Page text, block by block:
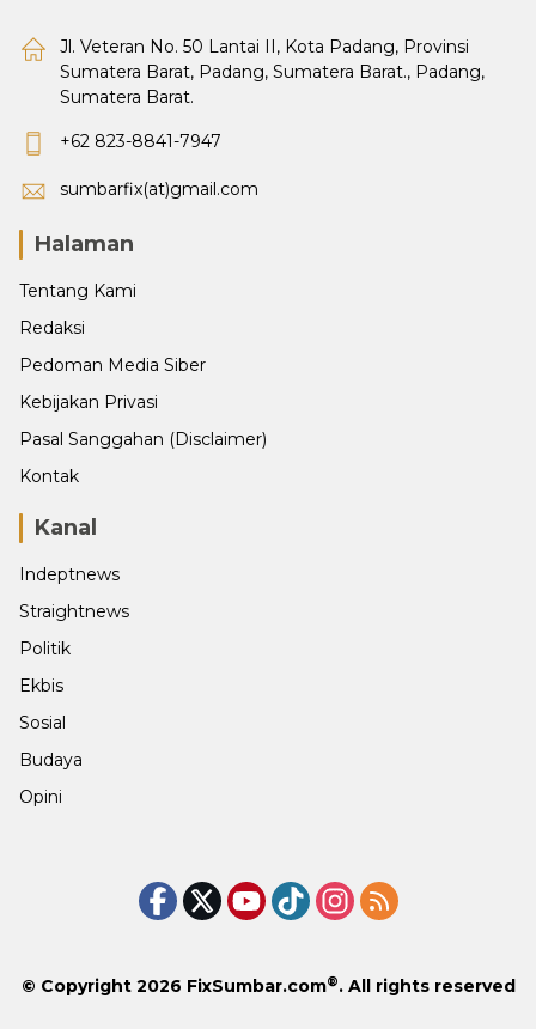
Jl. Veteran No. 50 Lantai II, Kota Padang, Provinsi
Sumatera Barat, Padang, Sumatera Barat., Padang,
Sumatera Barat.
+62 823-8841-7947
sumbarfix(at)gmail.com
Halaman
Tentang Kami
Redaksi
Pedoman Media Siber
Kebijakan Privasi
Pasal Sanggahan (Disclaimer)
Kontak
Kanal
Indeptnews
Straightnews
Politik
Ekbis
Sosial
Budaya
Opini
© Copyright 2026 FixSumbar.com®. All rights reserved